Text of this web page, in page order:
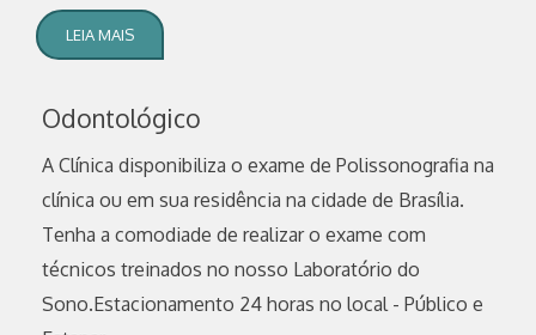
LEIA MAIS
Odontológico
A Clínica disponibiliza o exame de Polissonografia na
clínica ou em sua residência na cidade de Brasília.
Tenha a comodiade de realizar o exame com
técnicos treinados no nosso Laboratório do
Sono.Estacionamento 24 horas no local - Público e